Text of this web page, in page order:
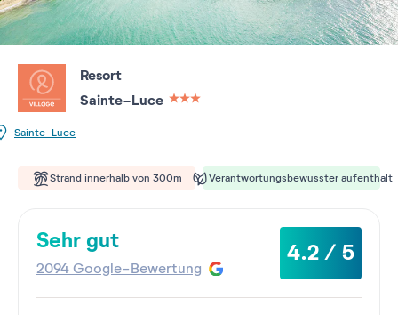
Resort
Sainte-Luce
Sainte-Luce
Strand innerhalb von 300m Verantwortungsbewusster aufenthalt
Sehr gut
2094 Google-Bewertung
4.2 / 5